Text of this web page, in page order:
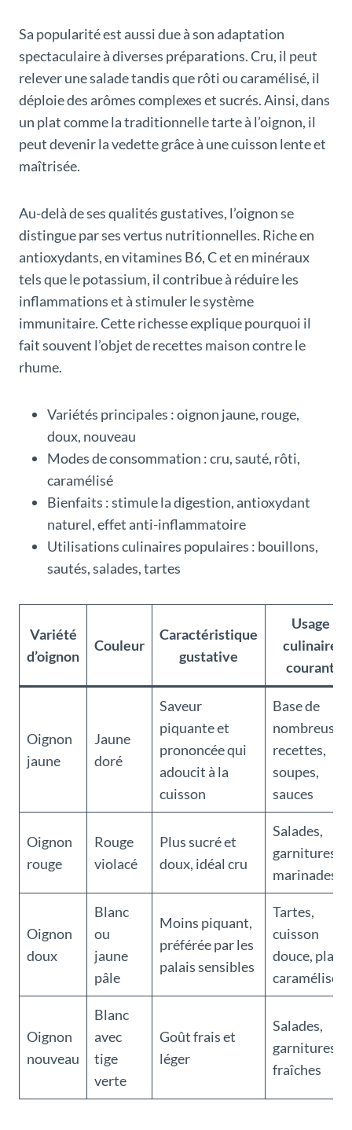
Sa popularité est aussi due à son adaptation
spectaculaire à diverses préparations. Cru, il peut
relever une salade tandis que rôti ou caramélisé, il
déploie des arômes complexes et sucrés. Ainsi, dans
un plat comme la traditionnelle tarte à l’oignon, il
peut devenir la vedette grâce à une cuisson lente et
maîtrisée.
Au-delà de ses qualités gustatives, l’oignon se
distingue par ses vertus nutritionnelles. Riche en
antioxydants, en vitamines B6, C et en minéraux
tels que le potassium, il contribue à réduire les
inflammations et à stimuler le système
immunitaire. Cette richesse explique pourquoi il
fait souvent l’objet de recettes maison contre le
rhume.
Variétés principales : oignon jaune, rouge,
doux, nouveau
Modes de consommation : cru, sauté, rôti,
caramélisé
Bienfaits : stimule la digestion, antioxydant
naturel, effet anti-inflammatoire
Utilisations culinaires populaires : bouillons,
sautés, salades, tartes
Variété
d’oignon
Couleur
Caractéristique
gustative
Usage
culinaire
courant
Oignon
jaune
Jaune
doré
Saveur
piquante et
prononcée qui
adoucit à la
cuisson
Base de
nombreuses
recettes,
soupes,
sauces
Oignon
rouge
Rouge
violacé
Plus sucré et
doux, idéal cru
Salades,
garnitures,
marinades
Oignon
doux
Blanc
ou
jaune
pâle
Moins piquant,
préférée par les
palais sensibles
Tartes,
cuisson
douce, plats
caramélisés
Oignon
nouveau
Blanc
avec
tige
verte
Goût frais et
léger
Salades,
garnitures
fraîches